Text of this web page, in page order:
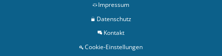
Impressum
Datenschutz
Kontakt
Cookie-Einstellungen